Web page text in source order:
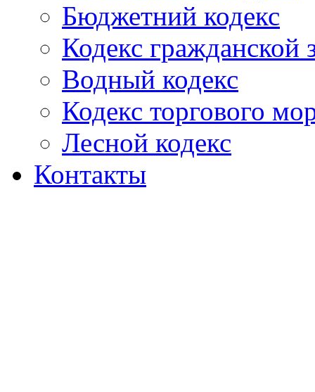
Бюджетний кодекс
Кодекс гражданской
Водный кодекс
Кодекс торгового
Лесной кодекс
Контакты